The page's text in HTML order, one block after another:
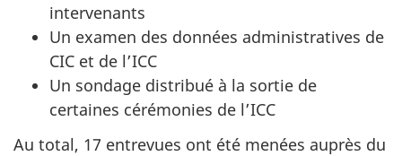
intervenants
Un examen des données administratives de
CIC et de l’ICC
Un sondage distribué à la sortie de
certaines cérémonies de l’ICC
Au total, 17 entrevues ont été menées auprès du